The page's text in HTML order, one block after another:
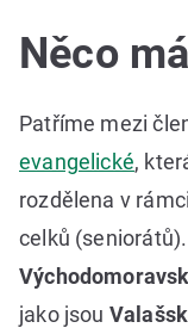
Něco
Patříme mezi
evangelické,
rozdělena v
celků
jako jsou